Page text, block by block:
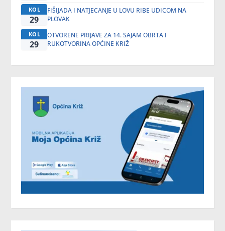
KOL
29
FIŠIJADA I NATJECANJE U LOVU RIBE UDICOM NA
PLOVAK
KOL
29
OTVORENE PRIJAVE ZA 14. SAJAM OBRTA I
RUKOTVORINA OPĆINE KRIŽ